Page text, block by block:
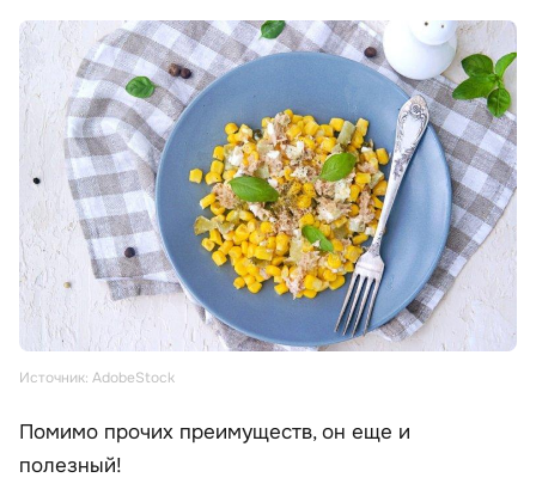
Источник: AdobeStock
Помимо прочих преимуществ, он еще и
полезный!